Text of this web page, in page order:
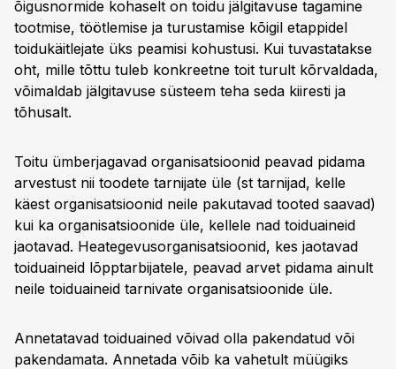
õigusnormide kohaselt on toidu jälgitavuse tagamine
tootmise, töötlemise ja turustamise kõigil etappidel
toidukäitlejate üks peamisi kohustusi. Kui tuvastatakse
oht, mille tõttu tuleb konkreetne toit turult kõrvaldada,
võimaldab jälgitavuse süsteem teha seda kiiresti ja
tõhusalt.
Toitu ümberjagavad organisatsioonid peavad pidama
arvestust nii toodete tarnijate üle (st tarnijad, kelle
käest organisatsioonid neile pakutavad tooted saavad)
kui ka organisatsioonide üle, kellele nad toiduaineid
jaotavad. Heategevusorganisatsioonid, kes jaotavad
toiduaineid lõpptarbijatele, peavad arvet pidama ainult
neile toiduaineid tarnivate organisatsioonide üle.
Annetatavad toiduained võivad olla pakendatud või
pakendamata. Annetada võib ka vahetult müügiks